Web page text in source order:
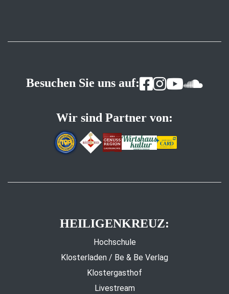
Besuchen Sie uns auf:
Wir sind Partner von:
HEILIGENKREUZ:
Hochschule
Klosterladen / Be & Be Verlag
Klostergasthof
Livestream